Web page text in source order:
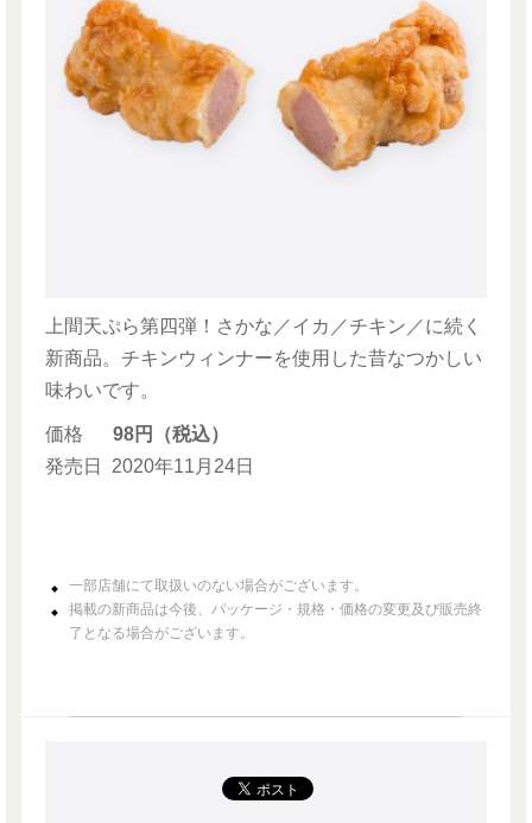
上間天ぷら第四弾！さかな／イカ／チキン／に続く
新商品。チキンウィンナーを使用した昔なつかしい
味わいです。
価格
98円（税込）
発売日
2020年11月24日
一部店舗にて取扱いのない場合がございます。
掲載の新商品は今後、パッケージ・規格・価格の変更及び販売終
了となる場合がございます。